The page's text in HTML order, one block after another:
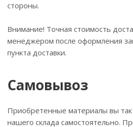
стороны.
Внимание! Точная стоимость
менеджером после оформления
пункта доставки.
Самовывоз
Приобретенные материалы вы
нашего склада самостоятельно.